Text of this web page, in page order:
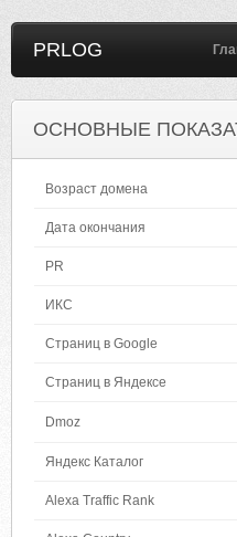
PRLOG
ОСНОВНЫЕ
Возраст домена
Дата окончания
PR
ИКС
Страниц в Google
Страниц в Яндексе
Dmoz
Яндекс Каталог
Alexa Traffic Rank